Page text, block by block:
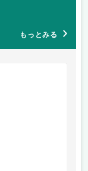
もっとみる